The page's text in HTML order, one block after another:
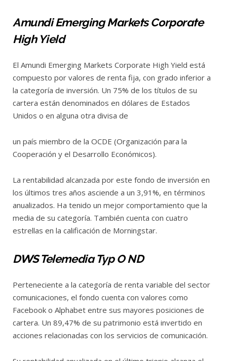
Amundi Emerging Markets Corporate
High Yield
El Amundi Emerging Markets Corporate High Yield está
compuesto por valores de renta fija, con grado inferior a
la categoría de inversión. Un 75% de los títulos de su
cartera están denominados en dólares de Estados
Unidos o en alguna otra divisa de
un país miembro de la OCDE (Organización para la
Cooperación y el Desarrollo Económicos).
La rentabilidad alcanzada por este fondo de inversión en
los últimos tres años asciende a un 3,91%, en términos
anualizados. Ha tenido un mejor comportamiento que la
media de su categoría. También cuenta con cuatro
estrellas en la calificación de Morningstar.
DWS Telemedia Typ O ND
Perteneciente a la categoría de renta variable del sector
comunicaciones, el fondo cuenta con valores como
Facebook o Alphabet entre sus mayores posiciones de
cartera. Un 89,47% de su patrimonio está invertido en
acciones relacionadas con los servicios de comunicación.